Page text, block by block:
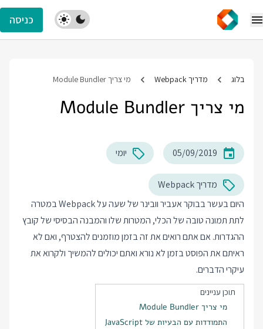
כניסה
בלוג מדריך Webpack מי צריך Module Bundler
מי צריך Module Bundler
05/09/2019 יומי
מדריך Webpack
היום בעשר בבוקר אעביר וובינר של שעה על Webpack במטרה
לתת תמונה טובה של הכלי, המטרות שלו והמבנה הבסיסי של קובץ
ההגדרות. אם אתם רואים את זה בזמן מוזמנים להצטרף, ואם לא
ראיתם את הפוסט בזמן לא נורא ואתם יכולים להמשיך ולקרוא את
עיקרי הדברים.
תוכן עניינים
מי צריך Module Bundler
התמודדות עם הבעיות של JavaScript